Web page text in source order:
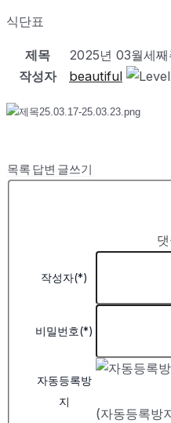
식단표
제목 2025년 03월세째
작성자
beautiful
목록 답변 글쓰기
작성자(*)
비밀번호(*)
자동등록방
지
(자동등록방